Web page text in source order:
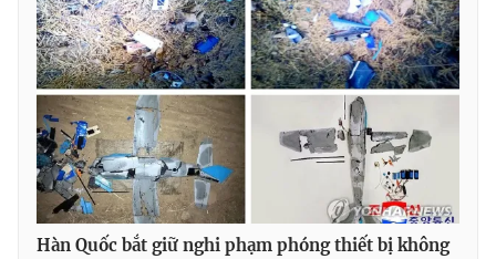
Cơ quan chủ quản:Đài Truyền hình Việt Nam
Cơ quan báo chí:Thời báo VTV
Giấy phép hoạt động báo in và báo điện tử số 483/GP-BTTTT
cấp ngày 29/12/2023
Tổng Biên tập:Vũ Thanh Thủy
Phó Tổng Biên tập:Nguyễn Thị Mỹ Hạnh, Phạm Quốc Thắng,
Nguyễn Trọng Ninh
Tổng đài VTV:024.38 355 931 - 024.38 355 932
Hàn Quốc bắt giữ nghi phạm phóng thiết bị không